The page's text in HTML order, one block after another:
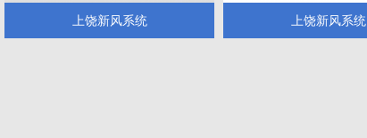
上饶新风系统 上饶新风系统